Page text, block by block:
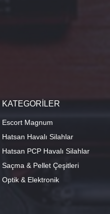
KATEGORİLER
Escort Magnum
Hatsan Havalı Silahlar
Hatsan PCP Havalı Silahlar
Saçma & Pellet Çeşitleri
Optik & Elektronik